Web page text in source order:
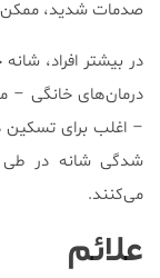
صدمات شدید‌، ممکن
در بیشتر افراد‌،
درمان‌های خانگی –
– اغلب برای تسکین
شدگی شانه در طی
می‌کنند.
علائم